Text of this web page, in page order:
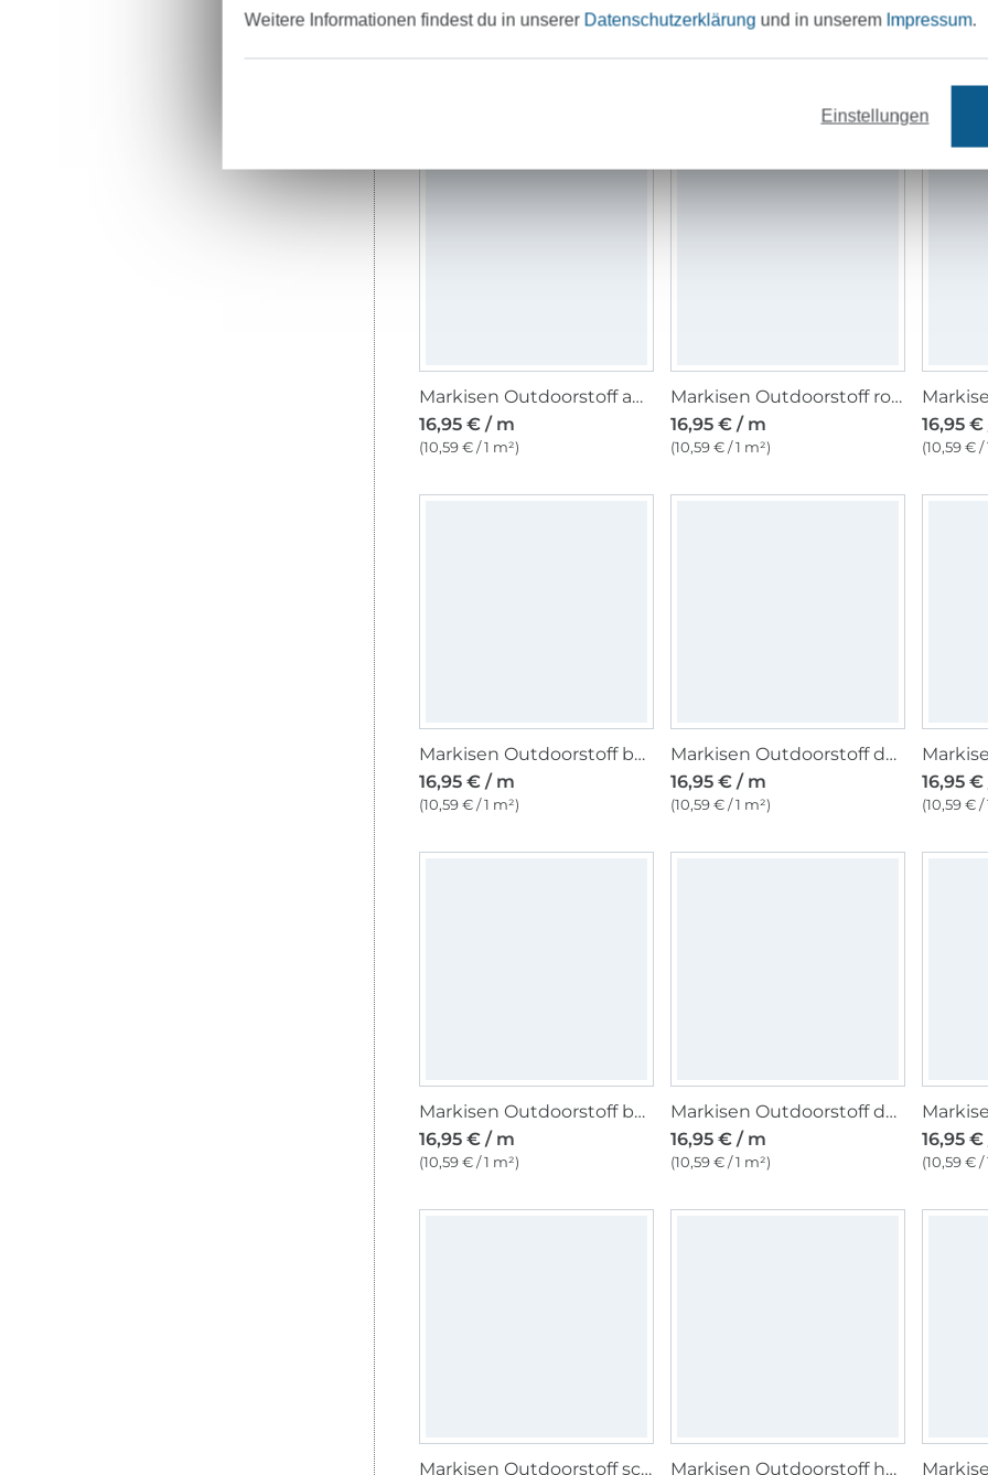
(10,59 €
Markisen Outdoorstoff anthrazit meliert, 160 cm
16,95 € / m
(10,59 € / 1 m²)
Markisen Outdoorstoff rot, weiss 160 cm
16,95 € / m
(10,59 € / 1 m²)
16,95
(10,59 € /
Markisen Outdoorstoff beige, uni 160 cm
16,95 € / m
(10,59 € / 1 m²)
Markisen Outdoorstoff dunkelgrau, weiss 160 cm
16,95 € / m
(10,59 € / 1 m²)
16,95
(10,59 € /
Markisen Outdoorstoff bordeaux, weiss, 160 cm
16,95 € / m
(10,59 € / 1 m²)
Markisen Outdoorstoff dunkelgrau-meliert, uni 160 cm
16,95 € / m
(10,59 € / 1 m²)
16,95
(10,59 € /
Markisen Outdoorstoff schwarz-meliert, uni 160 cm Markisen Outdoorstoff hellblau, uni 160 cm
Weitere Informationen findest du in unserer Datenschutzerklärung und in unserem Impressum.
Einstellungen